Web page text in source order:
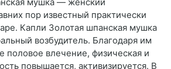
пор известный практически
Капли Золотая шпанская мушка
возбудитель. Благодаря им
половое влечение, физическая и
повышается, активизируется. В